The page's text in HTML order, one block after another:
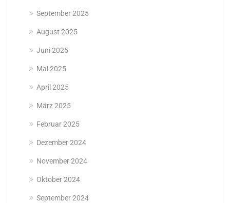
September 2025
August 2025
Juni 2025
Mai 2025
April 2025
März 2025
Februar 2025
Dezember 2024
November 2024
Oktober 2024
September 2024